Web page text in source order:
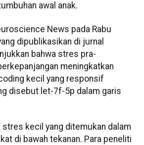
awal anak.
News pada Rabu
dipublikasikan di jurnal
bahwa stres pra-
meningkatkan
kecil yang responsif
disebut let-7f-5p dalam garis
kecil yang ditemukan dalam
di bawah tekanan. Para peneliti